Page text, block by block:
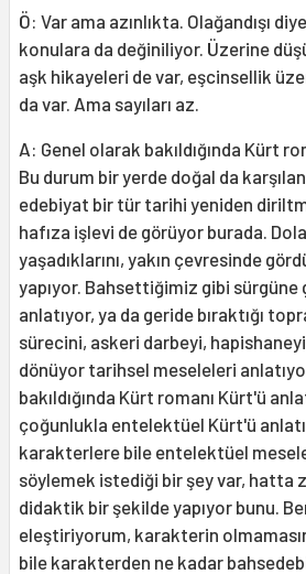
Ö: Var ama azınlıkta. Olağandışı
konulara da değiniliyor. Üzerine
aşk hikayeleri de var, eşcinsellik
da var. Ama sayıları az.
A: Genel olarak bakıldığında Kürt
Bu durum bir yerde doğal da
edebiyat bir tür tarihi yeniden
hafıza işlevi de görüyor burada.
yaşadıklarını, yakın çevresinde
yapıyor. Bahsettiğimiz gibi sürgüne
anlatıyor, ya da geride bıraktığı
sürecini, askeri darbeyi, hapishaneyi
dönüyor tarihsel meseleleri
bakıldığında Kürt romanı Kürt'ü
çoğunlukla entelektüel Kürt'ü
karakterlere bile entelektüel
söylemek istediği bir şey var, hatta
didaktik bir şekilde yapıyor bunu.
eleştiriyorum, karakterin
bile karakterden ne kadar